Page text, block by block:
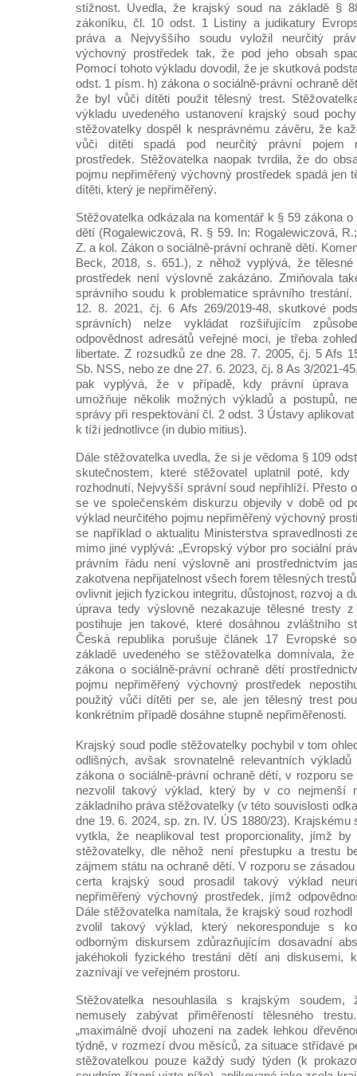
stížnost. Uvedla, že krajský soud na základě §
zákoníku, čl. 10 odst. 1 Listiny a judikatury
práva a Nejvyššího soudu vyložil neurčitý
výchovný prostředek tak, že pod jeho obsah
Pomocí tohoto výkladu dovodil, že je skutková
odst. 1 písm. h) zákona o sociálně-právní ochraně
že byl vůči dítěti použit tělesný trest.
výkladu uvedeného ustanovení krajský soud
stěžovatelky dospěl k nesprávnému závěru, že
vůči dítěti spadá pod neurčitý právní pojem
prostředek. Stěžovatelka naopak tvrdila, že do
pojmu nepřiměřený výchovný prostředek spadá jen
dítěti, který je nepřiměřený.
Stěžovatelka odkázala na komentář k § 59 zákona
dětí (Rogalewiczová, R. § 59. In: Rogalewiczová,
Z. a kol. Zákon o sociálně-právní ochraně dětí.
Beck, 2018, s. 651.), z něhož vyplývá, že
prostředek není výslovně zakázáno. Zmiňovala
správního soudu k problematice správního
12. 8. 2021, čj. 6 Afs 269/2019-48, skutkové
správních) nelze vykládat rozšiřujícím
odpovědnost adresátů veřejné moci, je třeba
libertate. Z rozsudků ze dne 28. 7. 2005, čj. 5 Afs
Sb. NSS, nebo ze dne 27. 6. 2023, čj. 8 As 3/2021-
pak vyplývá, že v případě, kdy právní úprava
umožňuje několik možných výkladů a postupů,
správy při respektování čl. 2 odst. 3 Ústavy
k tíži jednotlivce (in dubio mitius).
Dále stěžovatelka uvedla, že si je vědoma § 109
skutečnostem, které stěžovatel uplatnil poté, kdy
rozhodnutí, Nejvyšší správní soud nepřihlíží. Přesto
se ve společenském diskurzu objevily v době od
výklad neurčitého pojmu nepřiměřený výchovný
se například o aktualitu Ministerstva spravedlnosti
mimo jiné vyplývá: „Evropský výbor pro sociální
právním řádu není výslovně ani prostřednictvím
zakotvena nepřijatelnost všech forem tělesných
ovlivnit jejich fyzickou integritu, důstojnost, rozvoj a
úprava tedy výslovně nezakazuje tělesné tresty
postihuje jen takové, které dosáhnou zvláštního
Česká republika porušuje článek 17 Evropské
základě uvedeného se stěžovatelka domnívala,
zákona o sociálně-právní ochraně dětí
pojmu nepřiměřený výchovný prostředek
použitý vůči dítěti per se, ale jen tělesný trest
konkrétním případě dosáhne stupně nepřiměřenosti.
Krajský soud podle stěžovatelky pochybil v tom
odlišných, avšak srovnatelně relevantních
zákona o sociálně-právní ochraně dětí, v rozporu
nezvolil takový výklad, který by v co nejmenší
základního práva stěžovatelky (v této souvislosti
dne 19. 6. 2024, sp. zn. IV. ÚS 1880/23). Krajskému
vytkla, že neaplikoval test proporcionality, jímž by
stěžovatelky, dle něhož není přestupku a trestu
zájmem státu na ochraně dětí. V rozporu se
certa krajský soud prosadil takový výklad
nepřiměřený výchovný prostředek, jímž
Dále stěžovatelka namítala, že krajský soud rozhodl
zvolil takový výklad, který nekoresponduje s
odborným diskursem zdůrazňujícím dosavadní
jakéhokoli fyzického trestání dětí ani diskusemi,
zaznívají ve veřejném prostoru.
Stěžovatelka nesouhlasila s krajským
nemusely zabývat přiměřeností tělesného
„maximálně dvojí uhození na zadek lehkou
týdně, v rozmezí dvou měsíců, za situace střídavé
stěžovatelkou pouze každý sudý týden (k